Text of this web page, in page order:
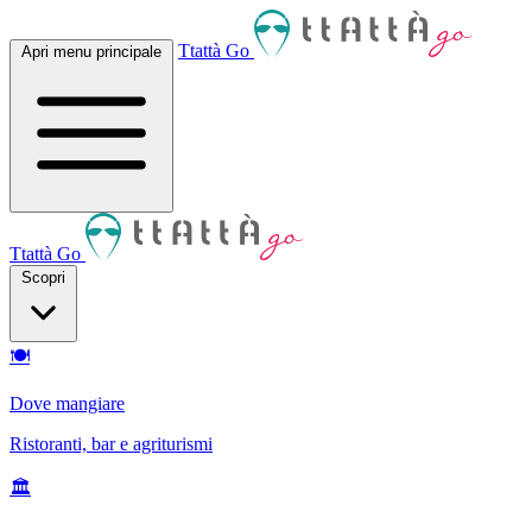
Apri menu principale Ttattà Go
Ttattà Go
Scopri
🍽
Dove mangiare
Ristoranti, bar e agriturismi
🏛